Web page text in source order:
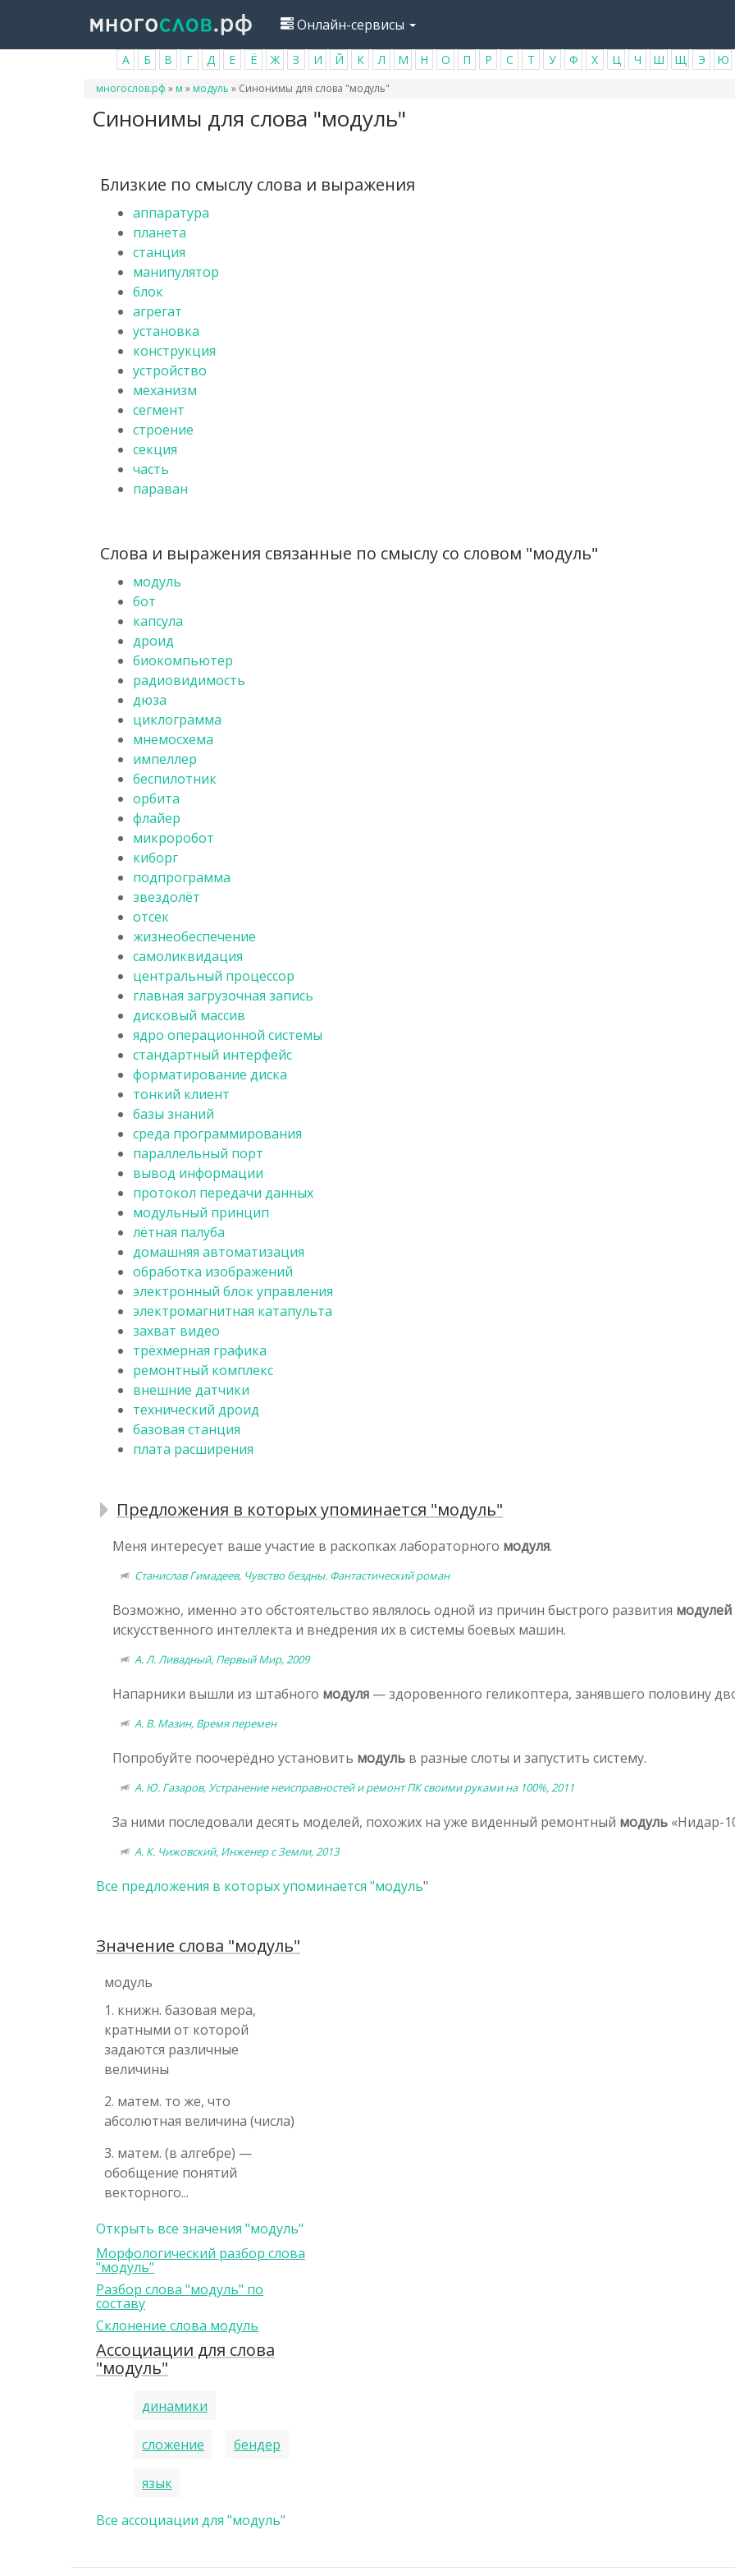
основному
Онлайн-сервисы
А Б В Г Д Е Ё Ж З И Й К Л М Н О П Р С Т У Ф Х Ц Ч Ш Щ Э Ю
Вы
многослов.рф » м » модуль » Синонимы для слова "модуль"
Синонимы для слова "модуль"
Близкие по смыслу слова и выражения
аппаратура
планета
станция
манипулятор
блок
агрегат
установка
конструкция
устройство
механизм
сегмент
строение
секция
часть
параван
Слова и выражения связанные по смыслу со словом "модуль"
модуль
бот
капсула
дроид
биокомпьютер
радиовидимость
дюза
циклограмма
мнемосхема
импеллер
беспилотник
орбита
флайер
микроробот
киборг
подпрограмма
звездолёт
отсек
жизнеобеспечение
самоликвидация
центральный процессор
главная загрузочная запись
дисковый массив
ядро операционной системы
стандартный интерфейс
форматирование диска
тонкий клиент
базы знаний
среда программирования
параллельный порт
вывод информации
протокол передачи данных
модульный принцип
лётная палуба
домашняя автоматизация
обработка изображений
электронный блок управления
электромагнитная катапульта
захват видео
трёхмерная графика
ремонтный комплекс
внешние датчики
технический дроид
базовая станция
плата расширения
Предложения в которых упоминается "модуль"
Меня интересует ваше участие в раскопках лабораторного модуля.
Станислав Гимадеев, Чувство бездны. Фантастический роман
Возможно, именно это обстоятельство являлось одной из причин быстрого развития модулей
искусственного интеллекта и внедрения их в системы боевых машин.
А. Л. Ливадный, Первый Мир, 2009
Напарники вышли из штабного модуля — здоровенного геликоптера, занявшего половину
А. В. Мазин, Время перемен
Попробуйте поочерёдно установить модуль в разные слоты и запустить систему.
А. Ю. Газаров, Устранение неисправностей и ремонт ПК своими руками на 100%, 2011
За ними последовали десять моделей, похожих на уже виденный ремонтный модуль «Нидар-
А. К. Чижовский, Инженер с Земли, 2013
Все предложения в которых упоминается "модуль"
Значение слова "модуль"
модуль
1. книжн. базовая мера,
кратными от которой
задаются различные
величины
2. матем. то же, что
абсолютная величина (числа)
3. матем. (в алгебре) —
обобщение понятий
векторного...
Открыть все значения "модуль"
Морфологический разбор слова
"модуль"
Разбор слова "модуль" по
составу
Склонение слова модуль
Ассоциации для слова
"модуль"
динамики
сложение бендер
язык
Все ассоциации для "модуль"